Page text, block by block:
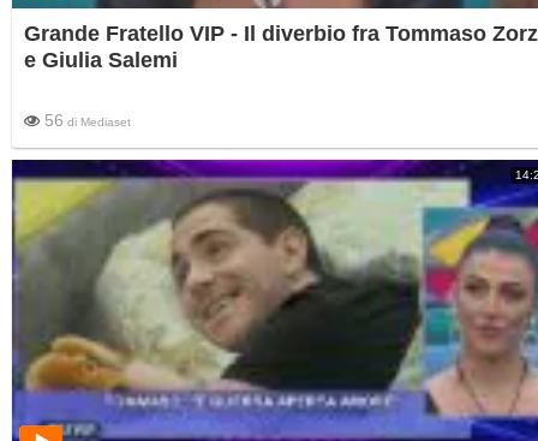
Grande Fratello VIP - Il diverbio fra Tommaso
e Giulia Salemi
56 di Mediaset